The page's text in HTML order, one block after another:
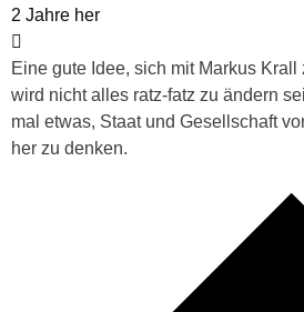
2 Jahre her
Eine gute Idee, sich mit Markus
wird nicht alles ratz-fatz zu ändern
mal etwas, Staat und Gesellschaft
her zu denken.